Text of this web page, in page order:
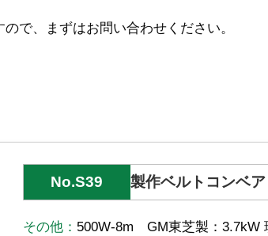
で、まずはお問い合わせください。
No.S39 製作ベルトコンベア
その他： 500W-8m GM東芝製：3.7kW